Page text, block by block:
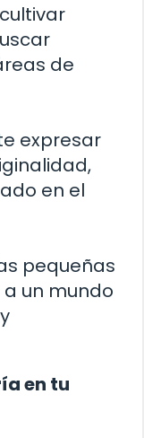
de
expresar
en el
pequeñas
un mundo
en tu